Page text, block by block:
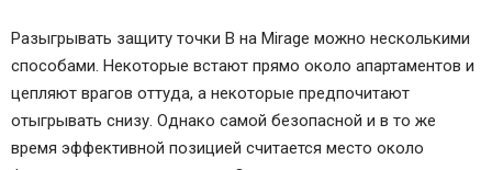
Разыгрывать защиту точки В на Mirage можно несколькими
способами. Некоторые встают прямо около апартаментов и
цепляют врагов оттуда, а некоторые предпочитают
отыгрывать снизу. Однако самой безопасной и в то же
время эффективной позицией считается место около